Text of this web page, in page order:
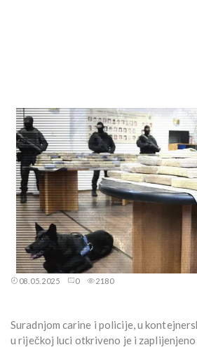
08.05.2025 0 2180
Suradnjom carine i policije, u
u riječkoj luci otkriveno je i